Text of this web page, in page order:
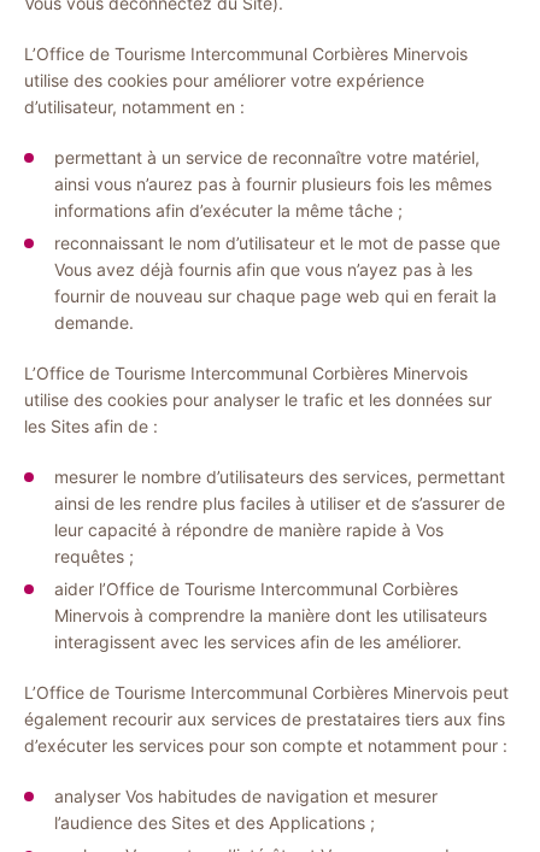
L’Office de Tourisme Intercommunal Corbières Minervois
utilise des cookies pour améliorer votre expérience
d’utilisateur, notamment en :
permettant à un service de reconnaître votre matériel,
ainsi vous n’aurez pas à fournir plusieurs fois les mêmes
informations afin d’exécuter la même tâche ;
reconnaissant le nom d’utilisateur et le mot de passe que
Vous avez déjà fournis afin que vous n’ayez pas à les
fournir de nouveau sur chaque page web qui en ferait la
demande.
L’Office de Tourisme Intercommunal Corbières Minervois
utilise des cookies pour analyser le trafic et les données sur
les Sites afin de :
mesurer le nombre d’utilisateurs des services, permettant
ainsi de les rendre plus faciles à utiliser et de s’assurer de
leur capacité à répondre de manière rapide à Vos
requêtes ;
aider l’Office de Tourisme Intercommunal Corbières
Minervois à comprendre la manière dont les utilisateurs
interagissent avec les services afin de les améliorer.
L’Office de Tourisme Intercommunal Corbières Minervois peut
également recourir aux services de prestataires tiers aux fins
d’exécuter les services pour son compte et notamment pour :
analyser Vos habitudes de navigation et mesurer
l’audience des Sites et des Applications ;